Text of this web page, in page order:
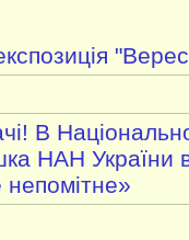
В
НАН України